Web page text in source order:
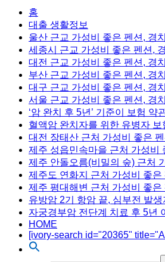
홈
대출 생활정보
울산 근교 가성비 좋은 펜션, 경
세종시 근교 가성비 좋은 펜션,
대전 근교 가성비 좋은 펜션, 경
부산 근교 가성비 좋은 펜션, 경
대구 근교 가성비 좋은 펜션, 경
서울 근교 가성비 좋은 펜션, 경
‘암 완치 후 5년’ 기준이 보험
혈액암 완치자를 위한 유병자
대전 장태산 근처 가성비 좋은
제주 성읍민속마을 근처 가성비
제주 안돌오름(비밀의 숲) 근처
제주도 연화지 근처 가성비 좋
제주 평대해변 근처 가성비 좋
유방암 2기 항암 끝, 심부전 발
자궁경부암 전단계 치료 후 5년
HOME
[ivory-search id="20365"